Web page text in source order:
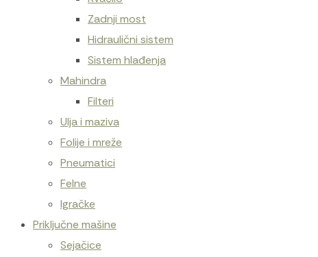
Zadnji most
Hidraulični sistem
Sistem hlađenja
Mahindra
Filteri
Ulja i maziva
Folije i mreže
Pneumatici
Felne
Igračke
Priključne mašine
Sejačice